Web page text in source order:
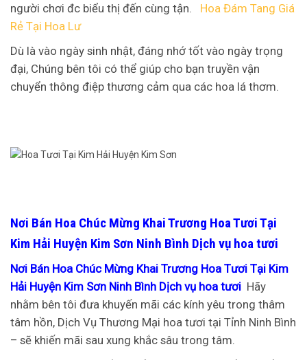
người chơi đc biểu thị đến cùng tận. Hoa Đám Tang Giá
Rẻ Tại Hoa Lư
Dù là vào ngày sinh nhật, đáng nhớ tốt vào ngày trọng
đại, Chúng bên tôi có thể giúp cho bạn truyền vận
chuyển thông điệp thương cảm qua các hoa lá thơm.
Nơi Bán Hoa Chúc Mừng Khai Trương Hoa Tươi Tại
Kim Hải Huyện Kim Sơn Ninh Bình Dịch vụ hoa tươi
Nơi Bán Hoa Chúc Mừng Khai Trương Hoa Tươi Tại Kim
Hải Huyện Kim Sơn Ninh Bình Dịch vụ hoa tươi Hãy
nhằm bên tôi đưa khuyến mãi các kính yêu trong thâm
tâm hồn, Dịch Vụ Thương Mại hoa tươi tại Tỉnh Ninh Bình
– sẽ khiến mãi sau xung khắc sâu trong tâm.